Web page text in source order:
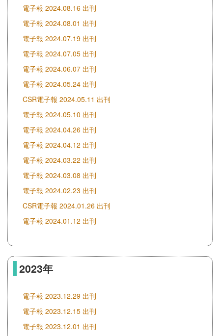
電子報 2024.08.16 出刊
電子報 2024.08.01 出刊
電子報 2024.07.19 出刊
電子報 2024.07.05 出刊
電子報 2024.06.07 出刊
電子報 2024.05.24 出刊
CSR電子報 2024.05.11 出刊
電子報 2024.05.10 出刊
電子報 2024.04.26 出刊
電子報 2024.04.12 出刊
電子報 2024.03.22 出刊
電子報 2024.03.08 出刊
電子報 2024.02.23 出刊
CSR電子報 2024.01.26 出刊
電子報 2024.01.12 出刊
2023年
電子報 2023.12.29 出刊
電子報 2023.12.15 出刊
電子報 2023.12.01 出刊